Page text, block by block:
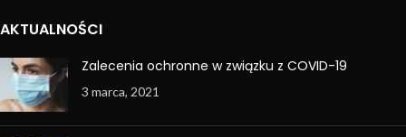
AKTUALNOŚCI
Zalecenia ochronne w związku z COVID-19
3 marca, 2021